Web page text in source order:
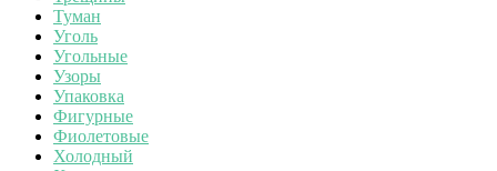
Туман
Уголь
Угольные
Узоры
Упаковка
Фигурные
Фиолетовые
Холодный